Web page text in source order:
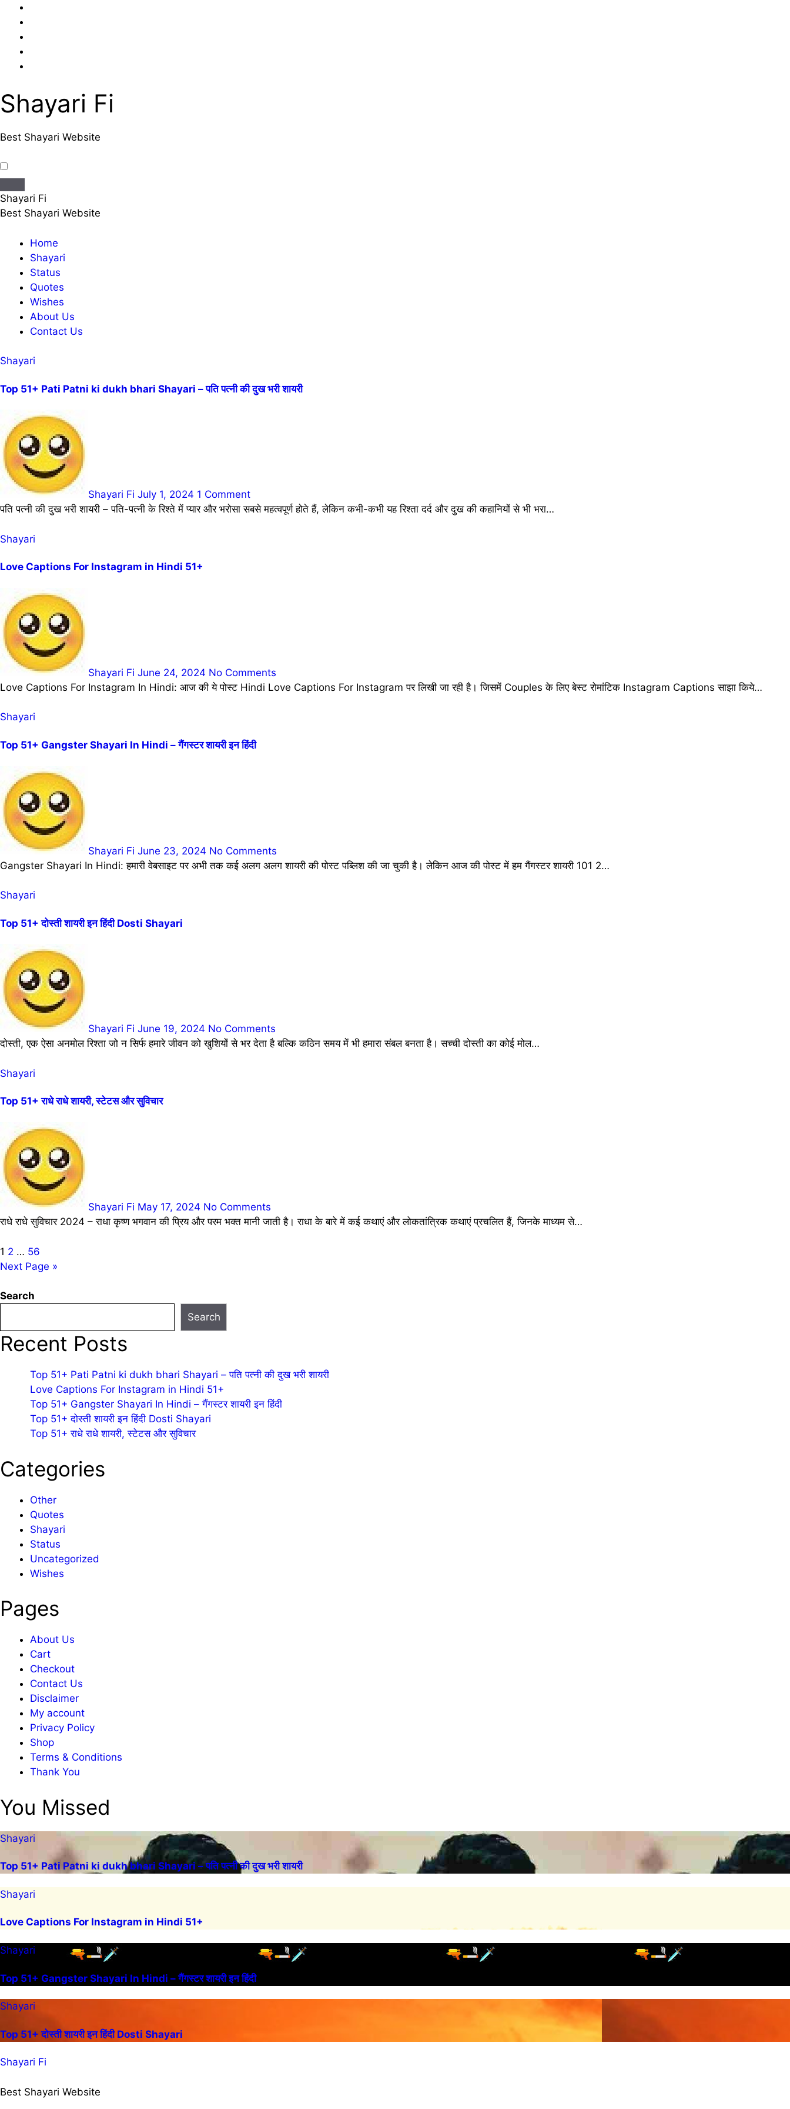
content
Shayari Fi
Best Shayari Website
Shayari Fi
Best Shayari Website
Home
Shayari
Status
Quotes
Wishes
About Us
Contact Us
Shayari
Top 51+ Pati Patni ki dukh bhari Shayari – पति पत्नी की दुख भरी शायरी
Shayari Fi July 1, 2024 1 Comment
पति पत्नी की दुख भरी शायरी – पति-पत्नी के रिश्ते में प्यार और भरोसा सबसे महत्वपूर्ण होते हैं, लेकिन कभी-कभी यह रिश्ता दर्द और दुख की कहानियों से भी भरा…
Shayari
Love Captions For Instagram in Hindi 51+
Shayari Fi June 24, 2024 No Comments
Love Captions For Instagram In Hindi: आज की ये पोस्ट Hindi Love Captions For Instagram पर लिखी जा रही है। जिसमें Couples के लिए बेस्ट रोमांटिक Instagram Captions साझा किये…
Shayari
Top 51+ Gangster Shayari In Hindi – गैंगस्टर शायरी इन हिंदी
Shayari Fi June 23, 2024 No Comments
Gangster Shayari In Hindi: हमारी वेबसाइट पर अभी तक कई अलग अलग शायरी की पोस्ट पब्लिश की जा चुकी है। लेकिन आज की पोस्ट में हम गैंगस्टर शायरी 101 2…
Shayari
Top 51+ दोस्ती शायरी इन हिंदी Dosti Shayari
Shayari Fi June 19, 2024 No Comments
दोस्ती, एक ऐसा अनमोल रिश्ता जो न सिर्फ हमारे जीवन को खुशियों से भर देता है बल्कि कठिन समय में भी हमारा संबल बनता है। सच्ची दोस्ती का कोई मोल…
Shayari
Top 51+ राधे राधे शायरी, स्टेटस और सुविचार
Shayari Fi May 17, 2024 No Comments
राधे राधे सुविचार 2024 – राधा कृष्ण भगवान की प्रिय और परम भक्त मानी जाती है। राधा के बारे में कई कथाएं और लोकतांत्रिक कथाएं प्रचलित हैं, जिनके माध्यम से…
Posts
pagination
1 2 … 56
Next Page »
Search
Search
Recent Posts
Top 51+ Pati Patni ki dukh bhari Shayari – पति पत्नी की दुख भरी शायरी
Love Captions For Instagram in Hindi 51+
Top 51+ Gangster Shayari In Hindi – गैंगस्टर शायरी इन हिंदी
Top 51+ दोस्ती शायरी इन हिंदी Dosti Shayari
Top 51+ राधे राधे शायरी, स्टेटस और सुविचार
Categories
Other
Quotes
Shayari
Status
Uncategorized
Wishes
Pages
About Us
Cart
Checkout
Contact Us
Disclaimer
My account
Privacy Policy
Shop
Terms & Conditions
Thank You
You Missed
Shayari
Top 51+ Pati Patni ki dukh bhari Shayari – पति पत्नी की दुख भरी शायरी
Shayari
Love Captions For Instagram in Hindi 51+
Shayari
Top 51+ Gangster Shayari In Hindi – गैंगस्टर शायरी इन हिंदी
Shayari
Top 51+ दोस्ती शायरी इन हिंदी Dosti Shayari
Shayari Fi
Best Shayari Website